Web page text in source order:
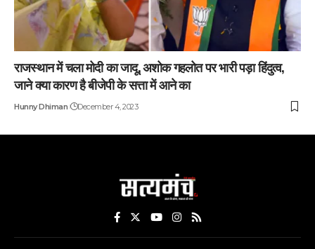
राजस्थान में चला मोदी का जादू, अशोक गहलोत पर भारी पड़ा हिंदुत्व,
जाने क्या कारण है बीजेपी के सत्ता में आने का
Hunny Dhiman December 4, 2023